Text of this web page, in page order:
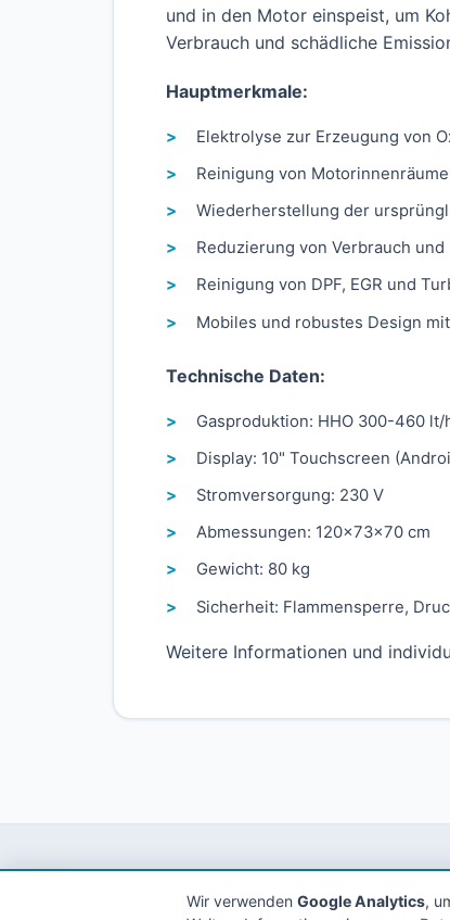
und in den Motor einspeist, um
Verbrauch und schädliche
Hauptmerkmale:
Elektrolyse zur Erzeugung von
Reinigung von
Wiederherstellung der
Reduzierung von Verbrauch und
Reinigung von DPF, EGR und
Mobiles und robustes Design
Technische Daten:
Gasproduktion: HHO 300-460 lt/
Display: 10" Touchscreen
Stromversorgung: 230 V
Abmessungen: 120x73x70 cm
Gewicht: 80 kg
Sicherheit: Flammensperre,
Weitere Informationen und
Wir verwenden Google Analytics,